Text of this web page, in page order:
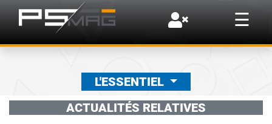
☰
×
L'ESSENTIEL
ACTUALITÉS RELATIVES